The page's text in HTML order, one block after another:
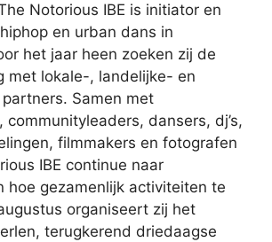
Notorious IBE is initiator en
en urban dans in
het jaar heen zoeken zij de
met lokale-, landelijke- en
Samen met
communityleaders, dansers, dj’s,
filmmakers en fotografen
IBE continue naar
hoe gezamenlijk activiteiten te
organiseert zij het
terugkerend driedaagse